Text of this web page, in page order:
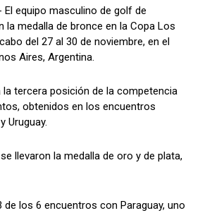
El equipo masculino de golf de
la medalla de bronce en la Copa Los
del 27 al 30 de noviembre, en el
Aires, Argentina.
la tercera posición de la competencia
obtenidos en los encuentros
Uruguay.
llevaron la medalla de oro y de plata,
los 6 encuentros con Paraguay, uno